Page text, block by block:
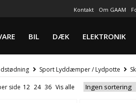
Kontakt Om GAAM
BIL DÆK ELEKTRONIK
Sport Lyddæmper / Lydpotte
side